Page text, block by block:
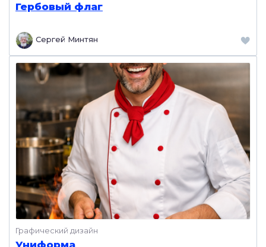
Гербовый флаг
Сергей Минтян
Графический дизайн
Униформа